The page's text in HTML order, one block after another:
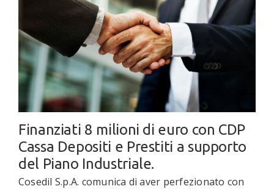
Finanziati 8 milioni di euro con CDP
Cassa Depositi e Prestiti a supporto
del Piano Industriale.
Cosedil S.p.A. comunica di aver perfezionato con